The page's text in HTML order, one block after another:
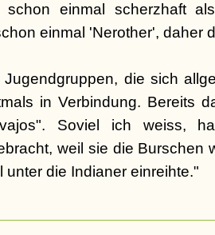
schon einmal scherzhaft
einmal 'Nerother', daher
die sich
in Verbindung. Bereits
Soviel ich weiss,
weil sie die Burschen
unter die Indianer einreihte."